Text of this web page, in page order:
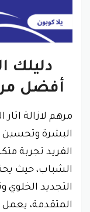
دليلك
أفضل
مرهم لازالة
البشرة
الفريد تجربة
الشباب، حيث
التجديد الخلوي
المتقدمة،